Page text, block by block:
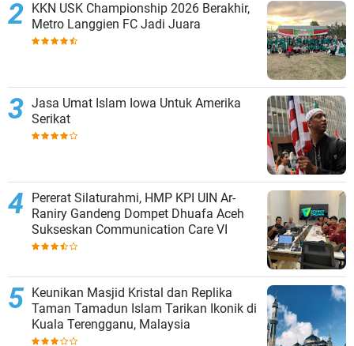
KKN USK Championship 2026 Berakhir,
Metro Langgien FC Jadi Juara
Jasa Umat Islam Iowa Untuk Amerika
Serikat
Pererat Silaturahmi, HMP KPI UIN Ar-
Raniry Gandeng Dompet Dhuafa Aceh
Sukseskan Communication Care VI
Keunikan Masjid Kristal dan Replika
Taman Tamadun Islam Tarikan Ikonik di
Kuala Terengganu, Malaysia